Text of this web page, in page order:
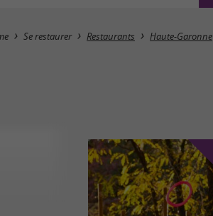
Se restaurer Restaurants Haute-Garonne